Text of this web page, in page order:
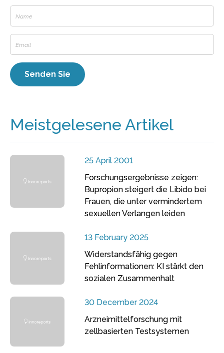
Meistgelesene Artikel
25 April 2001
Forschungsergebnisse zeigen:
Bupropion steigert die Libido bei
Frauen, die unter vermindertem
sexuellen Verlangen leiden
13 February 2025
Widerstandsfähig gegen
Fehlinformationen: KI stärkt den
sozialen Zusammenhalt
30 December 2024
Arzneimittelforschung mit
zellbasierten Testsystemen